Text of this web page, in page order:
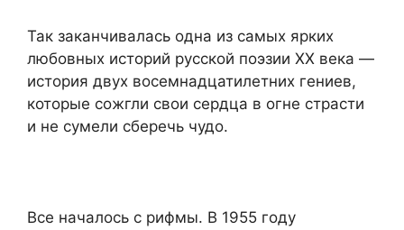
Так заканчивалась одна из самых ярких
любовных историй русской поэзии ХХ века —
история двух восемнадцатилетних гениев,
которые сожгли свои сердца в огне страсти
и не сумели сберечь чудо.
Все началось с рифмы. В 1955 году